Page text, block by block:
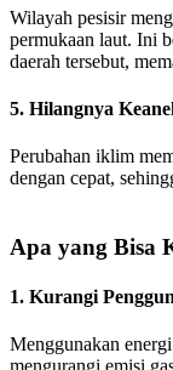
Wilayah pesisir
permukaan laut. Ini
daerah tersebut,
5. Hilangnya
Perubahan iklim
dengan cepat,
Apa yang Bisa
1. Kurangi
Menggunakan